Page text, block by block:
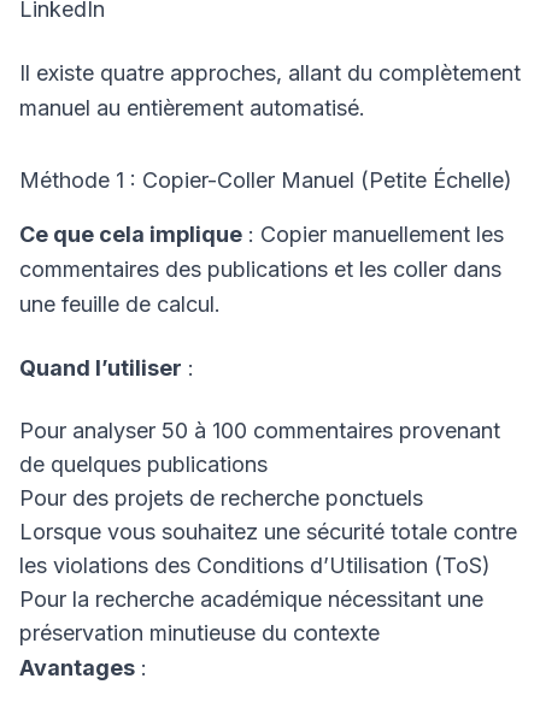
LinkedIn
Il existe quatre approches, allant du complètement
manuel au entièrement automatisé.
Méthode 1 : Copier-Coller Manuel (Petite Échelle)
Ce que cela implique : Copier manuellement les
commentaires des publications et les coller dans
une feuille de calcul.
Quand l’utiliser :
Pour analyser 50 à 100 commentaires provenant
de quelques publications
Pour des projets de recherche ponctuels
Lorsque vous souhaitez une sécurité totale contre
les violations des Conditions d’Utilisation (ToS)
Pour la recherche académique nécessitant une
préservation minutieuse du contexte
Avantages :